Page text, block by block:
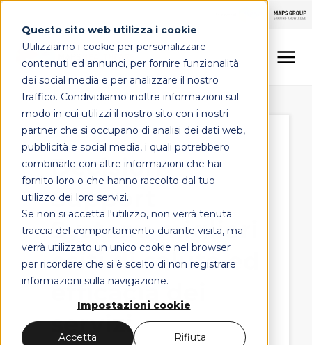
Questo sito web utilizza i cookie
Utilizziamo i cookie per personalizzare
contenuti ed annunci, per fornire funzionalità
dei social media e per analizzare il nostro
traffico. Condividiamo inoltre informazioni sul
modo in cui utilizzi il nostro sito con i nostri
partner che si occupano di analisi dei dati web,
pubblicità e social media, i quali potrebbero
combinarle con altre informazioni che hai
fornito loro o che hanno raccolto dal tuo
utilizzo dei loro servizi.
Se non si accetta l'utilizzo, non verrà tenuta
traccia del comportamento durante visita, ma
verrà utilizzato un unico cookie nel browser
per ricordare che si è scelto di non registrare
informazioni sulla navigazione.
Impostazioni cookie
Accetta Rifiuta
LINEE DI OFFERTA
MAPS HEALTHCARE
FOCUS
CONTATTI
Decision
Support
System: migliori
esiti di salute ed
efficacia dei
servizi